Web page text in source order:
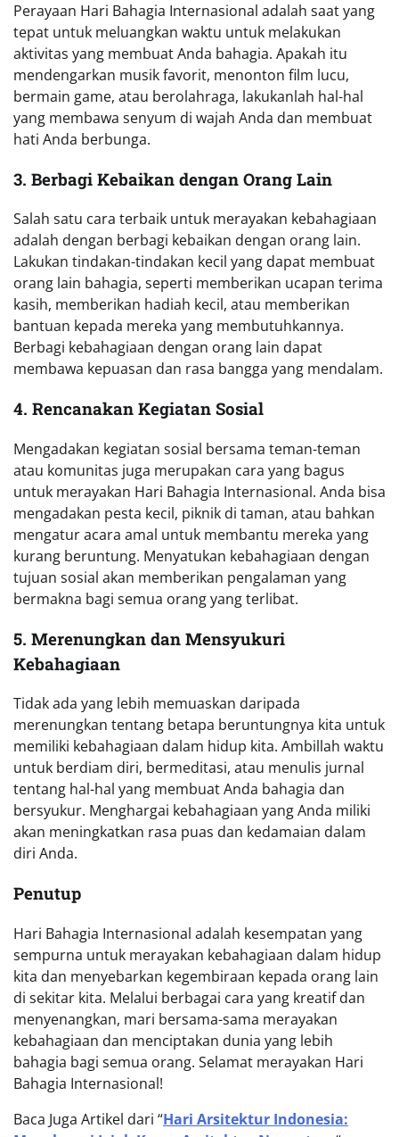
Perayaan Hari Bahagia Internasional adalah saat yang
tepat untuk meluangkan waktu untuk melakukan
aktivitas yang membuat Anda bahagia. Apakah itu
mendengarkan musik favorit, menonton film lucu,
bermain game, atau berolahraga, lakukanlah hal-hal
yang membawa senyum di wajah Anda dan membuat
hati Anda berbunga.
3. Berbagi Kebaikan dengan Orang Lain
Salah satu cara terbaik untuk merayakan kebahagiaan
adalah dengan berbagi kebaikan dengan orang lain.
Lakukan tindakan-tindakan kecil yang dapat membuat
orang lain bahagia, seperti memberikan ucapan terima
kasih, memberikan hadiah kecil, atau memberikan
bantuan kepada mereka yang membutuhkannya.
Berbagi kebahagiaan dengan orang lain dapat
membawa kepuasan dan rasa bangga yang mendalam.
4. Rencanakan Kegiatan Sosial
Mengadakan kegiatan sosial bersama teman-teman
atau komunitas juga merupakan cara yang bagus
untuk merayakan Hari Bahagia Internasional. Anda bisa
mengadakan pesta kecil, piknik di taman, atau bahkan
mengatur acara amal untuk membantu mereka yang
kurang beruntung. Menyatukan kebahagiaan dengan
tujuan sosial akan memberikan pengalaman yang
bermakna bagi semua orang yang terlibat.
5. Merenungkan dan Mensyukuri
Kebahagiaan
Tidak ada yang lebih memuaskan daripada
merenungkan tentang betapa beruntungnya kita untuk
memiliki kebahagiaan dalam hidup kita. Ambillah waktu
untuk berdiam diri, bermeditasi, atau menulis jurnal
tentang hal-hal yang membuat Anda bahagia dan
bersyukur. Menghargai kebahagiaan yang Anda miliki
akan meningkatkan rasa puas dan kedamaian dalam
diri Anda.
Penutup
Hari Bahagia Internasional adalah kesempatan yang
sempurna untuk merayakan kebahagiaan dalam hidup
kita dan menyebarkan kegembiraan kepada orang lain
di sekitar kita. Melalui berbagai cara yang kreatif dan
menyenangkan, mari bersama-sama merayakan
kebahagiaan dan menciptakan dunia yang lebih
bahagia bagi semua orang. Selamat merayakan Hari
Bahagia Internasional!
Baca Juga Artikel dari “Hari Arsitektur Indonesia: